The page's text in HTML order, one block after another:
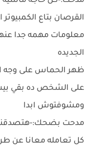
القرصان بتاع
معلومات مهمه جدا
الجديده
ظهر الحماس على وجه
على الشخص ده بقي
ومشوفتوش ابدا
مدحت بضحك:-هتصدقني
كل تعامله معانا عن